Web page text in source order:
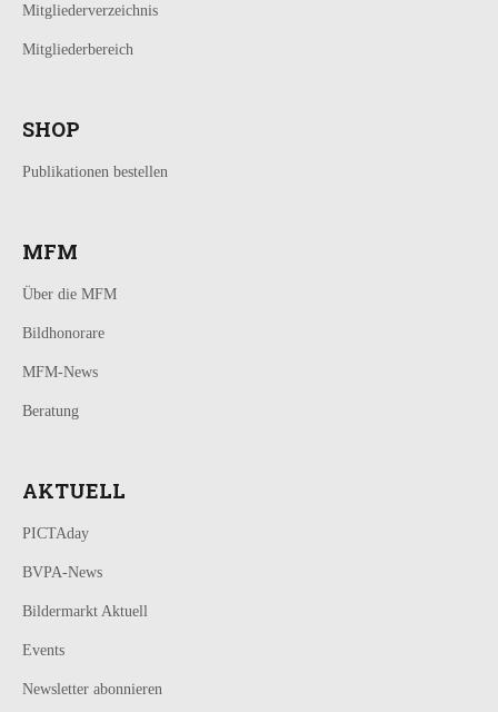
Mitgliederverzeichnis
Mitgliederbereich
SHOP
Publikationen bestellen
MFM
Über die MFM
Bildhonorare
MFM-News
Beratung
AKTUELL
PICTAday
BVPA-News
Bildermarkt Aktuell
Events
Newsletter abonnieren